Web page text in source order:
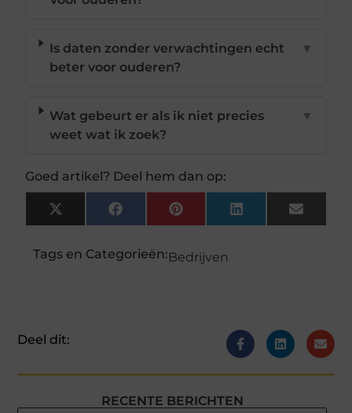
Is daten zonder verwachtingen echt
beter voor ouderen?
▼
Wat gebeurt er als ik niet precies
weet wat ik zoek?
▼
Goed artikel? Deel hem dan op:
X
(Twitter)
FacebookPinterestLinkedInEmail
Tags en Categorieën:Bedrijven
Deel dit:
RECENTE BERICHTEN